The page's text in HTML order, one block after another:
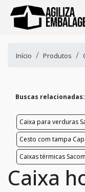
Início Produtos
Buscas relacionadas:
Caixa para verduras
Cesto com tampa
Caixas térmicas
Caixa